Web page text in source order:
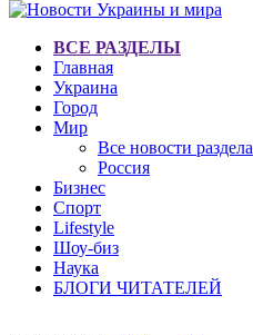
ВСЕ РАЗДЕЛЫ
Главная
Украина
Город
Мир
Все новости раздела
Россия
Бизнес
Спорт
Lifestyle
Шоу-биз
Наука
БЛОГИ ЧИТАТЕЛЕЙ